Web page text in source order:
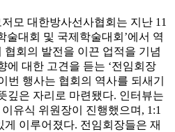
모 대한방사선사협회는 지난 11
술대회 및 국제학술대회’에서 역
회의 발전을 이끈 업적을 기념
에 대한 고견을 듣는 ‘전임회장
번 행사는 협회의 역사를 되새기
깊은 자리로 마련됐다. 인터뷰는
유식 위원장이 진행했으며, 1:1
이루어졌다. 전임회장들은 재